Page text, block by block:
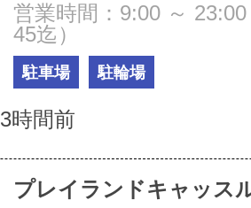
営業時間：9:00 ～
45迄）
駐車場 駐輪場
3時間前
プレイランドキャッス